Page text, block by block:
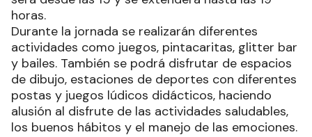
horas.
Durante la jornada se realizarán diferentes
actividades como juegos, pintacaritas, glitter bar
y bailes. También se podrá disfrutar de espacios
de dibujo, estaciones de deportes con diferentes
postas y juegos lúdicos didácticos, haciendo
alusión al disfrute de las actividades saludables,
los buenos hábitos y el manejo de las emociones.